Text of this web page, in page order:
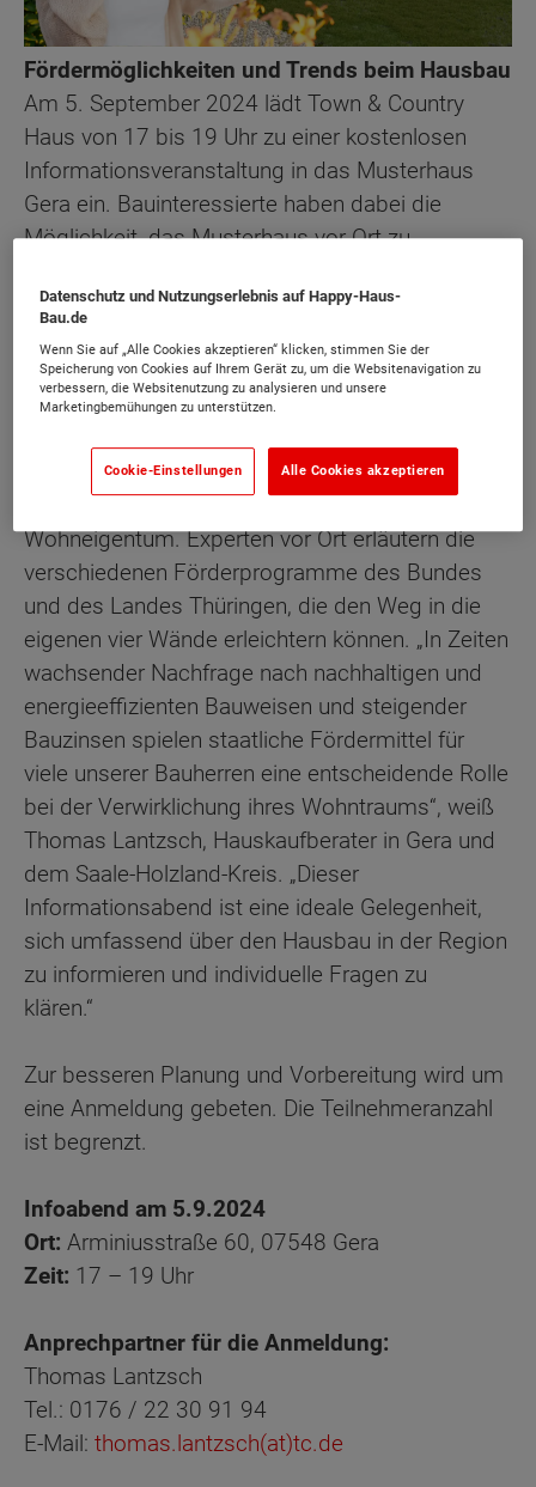
Fördermöglichkeiten und Trends beim Hausbau
Am 5. September 2024 lädt Town & Country
Haus von 17 bis 19 Uhr zu einer kostenlosen
Informationsveranstaltung in das Musterhaus
Gera ein. Bauinteressierte haben dabei die
Möglichkeit, das Musterhaus vor Ort zu
24 verschiedene Haustypen einzutauchen. Der
virtuelle Rundgang bietet ein realitätsnahes 360°-
Erlebnis vielfältiger Grundrisslösungen und zeigt
die neuesten Trends im Hausbau.
Ein weiterer Schwerpunkt der Veranstaltung liegt
auf den aktuellen Fördermöglichkeiten für
Wohneigentum. Experten vor Ort erläutern die
verschiedenen Förderprogramme des Bundes
und des Landes Thüringen, die den Weg in die
eigenen vier Wände erleichtern können. „In Zeiten
wachsender Nachfrage nach nachhaltigen und
energieeffizienten Bauweisen und steigender
Bauzinsen spielen staatliche Fördermittel für
viele unserer Bauherren eine entscheidende Rolle
bei der Verwirklichung ihres Wohntraums“, weiß
Thomas Lantzsch, Hauskaufberater in Gera und
dem Saale-Holzland-Kreis. „Dieser
Informationsabend ist eine ideale Gelegenheit,
sich umfassend über den Hausbau in der Region
zu informieren und individuelle Fragen zu
klären.“
Zur besseren Planung und Vorbereitung wird um
eine Anmeldung gebeten. Die Teilnehmeranzahl
ist begrenzt.
Infoabend am 5.9.2024
Ort: Arminiusstraße 60, 07548 Gera
Zeit: 17 – 19 Uhr
Anprechpartner für die Anmeldung:
Thomas Lantzsch
Tel.: 0176 / 22 30 91 94
E-Mail: thomas.lantzsch(at)tc.de
Datenschutz und Nutzungserlebnis auf Happy-Haus-
Bau.de
Wenn Sie auf „Alle Cookies akzeptieren“ klicken, stimmen Sie der
Speicherung von Cookies auf Ihrem Gerät zu, um die Websitenavigation zu
verbessern, die Websitenutzung zu analysieren und unsere
Marketingbemühungen zu unterstützen.
Cookie-Einstellungen Alle Cookies akzeptieren